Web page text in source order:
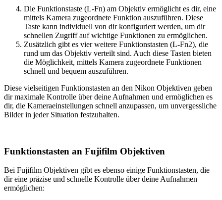
Die Funktionstaste (L-Fn) am Objektiv ermöglicht es dir, eine
mittels Kamera zugeordnete Funktion auszuführen. Diese
Taste kann individuell von dir konfiguriert werden, um dir
schnellen Zugriff auf wichtige Funktionen zu ermöglichen.
Zusätzlich gibt es vier weitere Funktionstasten (L-Fn2), die
rund um das Objektiv verteilt sind. Auch diese Tasten bieten
die Möglichkeit, mittels Kamera zugeordnete Funktionen
schnell und bequem auszuführen.
Diese vielseitigen Funktionstasten an den Nikon Objektiven geben
dir maximale Kontrolle über deine Aufnahmen und ermöglichen es
dir, die Kameraeinstellungen schnell anzupassen, um unvergessliche
Bilder in jeder Situation festzuhalten.
Funktionstasten an Fujifilm Objektiven
Bei Fujifilm Objektiven gibt es ebenso einige Funktionstasten, die
dir eine präzise und schnelle Kontrolle über deine Aufnahmen
ermöglichen: